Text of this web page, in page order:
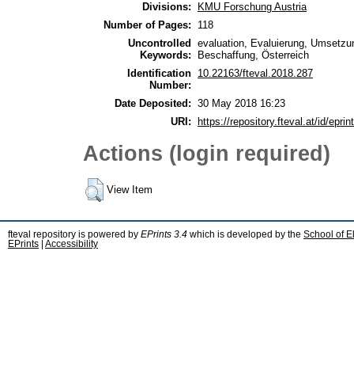
Divisions:
KMU Forschung Austria
Number of Pages:
118
Uncontrolled
Keywords:
evaluation, Evaluierung,
Beschaffung, Österreich
Identification
Number:
10.22163/fteval.2018.287
Date Deposited: 30 May 2018 16:23
URI:
https://repository.fteval.at/id/
Actions (login required)
View Item
fteval repository is powered by EPrints 3.4 which is developed by the School of
EPrints
Accessibility